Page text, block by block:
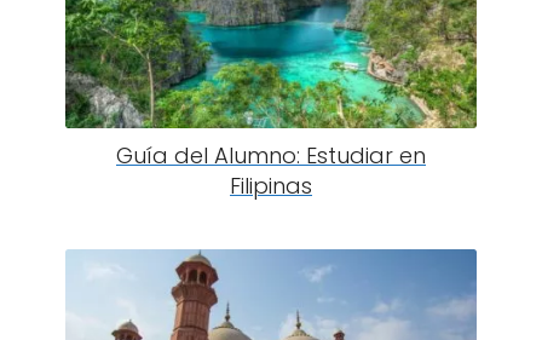
Guía del Alumno: Estudiar en
Filipinas